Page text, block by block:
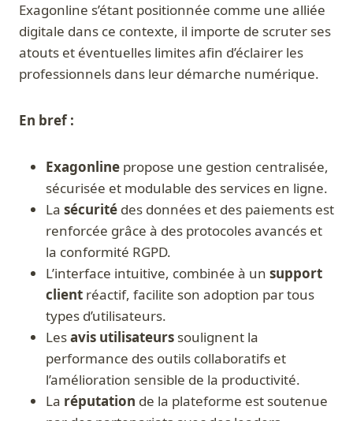
Exagonline s’étant positionnée comme une alliée
digitale dans ce contexte, il importe de scruter ses
atouts et éventuelles limites afin d’éclairer les
professionnels dans leur démarche numérique.
En bref :
Exagonline propose une gestion centralisée,
sécurisée et modulable des services en ligne.
La sécurité des données et des paiements est
renforcée grâce à des protocoles avancés et
la conformité RGPD.
L’interface intuitive, combinée à un support
client réactif, facilite son adoption par tous
types d’utilisateurs.
Lesavis utilisateurs soulignent la
performance des outils collaboratifs et
l’amélioration sensible de la productivité.
La réputation de la plateforme est soutenue